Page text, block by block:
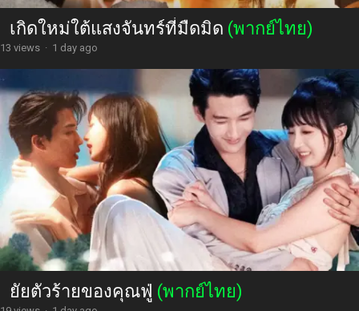
เกิดใหม่ใต้แสงจันทร์ที่มืดมิด (พากย์ไทย)
13 views · 1 day ago
ยัยตัวร้ายของคุณฟู่ (พากย์ไทย)